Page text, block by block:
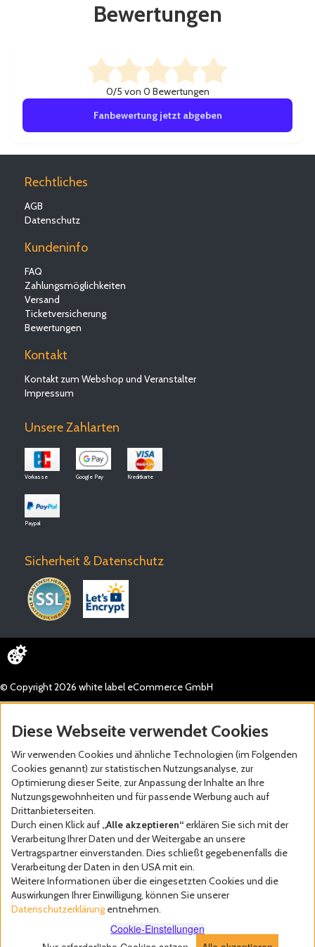
Bewertungen
0/5 von 0 Bewertungen
Fanbewertung jetzt abgeben
Rechtliches
AGB
Datenschutz
Kundeninfo
FAQ
Zahlungsmöglichkeiten
Versand
Ticketversicherung
Bewertungen
Kontakt
Kontakt zum Webshop und Veranstalter
Impressum
Unsere Zahlarten
Vorkasse Google Pay Kreditkarte
Paypal
Sicherheit & Datenschutz
© Copyright 2026 white label eCommerce GmbH
Diese Webseite verwendet Cookies
Wir verwenden Cookies und ähnliche Technologien (im Folgenden
Cookies genannt) zur statistischen Nutzungsanalyse, zur
Optimierung dieser Seite, zur Anpassung der Inhalte an Ihre
Nutzungsgewohnheiten und für passende Werbung auch auf
Drittanbieterseiten.
Durch einen Klick auf „Alle akzeptieren“ erklären Sie sich mit der
Verarbeitung Ihrer Daten und der Weitergabe an unsere
Vertragspartner einverstanden. Dies schließt gegebenenfalls die
Verarbeitung der Daten in den USA mit ein.
Weitere Informationen über die eingesetzten Cookies und die
Auswirkungen Ihrer Einwilligung, können Sie unserer
Datenschutzerklärung entnehmen.
Cookie-Einstellungen